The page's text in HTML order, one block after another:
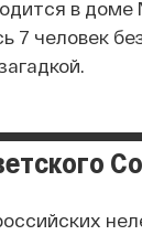
в
7 человек